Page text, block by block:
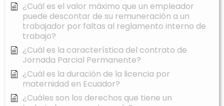
¿Cuál es el valor máximo que un empleador
puede descontar de su remuneración a un
trabajador por faltas al reglamento interno de
trabajo?
¿Cuál es la característica del contrato de
Jornada Parcial Permanente?
¿Cuál es la duración de la licencia por
maternidad en Ecuador?
¿Cuáles son los derechos que tiene un